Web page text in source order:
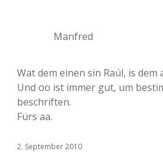
Manfred
Wat dem einen sin Raúl, is dem
Und oo ist immer gut, um
beschriften.
Fürs aa.
2. September 2010